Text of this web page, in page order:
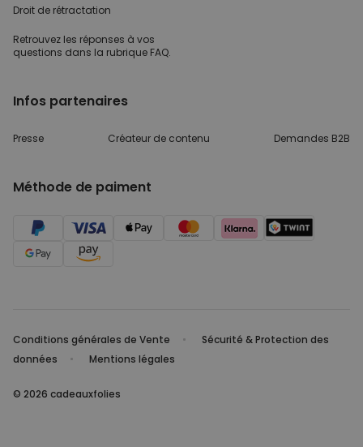
Droit de rétractation
Retrouvez les réponses à vos
questions dans la rubrique FAQ.
Infos partenaires
Presse Créateur de contenu Demandes B2B
Méthode de paiment
Conditions générales de Vente
Sécurité & Protection des
données
Mentions légales
© 2026 cadeauxfolies